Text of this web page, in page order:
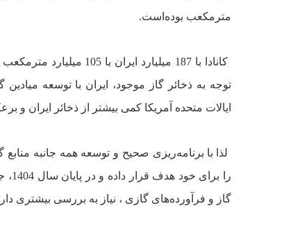
مترمکعب بوده‌است.
کانادا با 187
توجه به ذخائر گاز موجود، ايران با توسعه
ايالات متحده آمريکا کمى بيشتر از ذخائر ايران و برعکس،
لذا با برنامه‌ريزى صحيح و توسعه همه جانبه
را براى خود هدف قرار داده و در پايان سال 1404، جايگزين آمريکا گردد.
گاز و فرآورده‌هاى گازى ، نياز به بررسى بيشترى